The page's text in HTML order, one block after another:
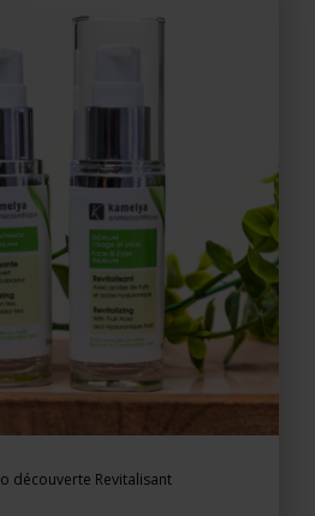
découverte Revitalisant